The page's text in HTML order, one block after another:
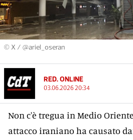
© X / @ariel_oseran
RED. ONLINE
03.06.2026 20:34
Non c'è tregua in Medio
attacco iraniano ha causato